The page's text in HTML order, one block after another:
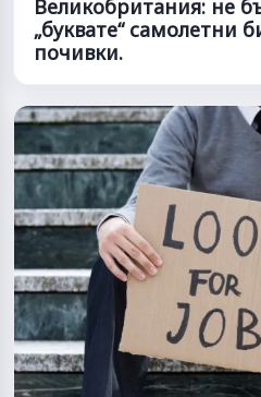
Великобритания: не
„буквате“ самолетни
почивки.